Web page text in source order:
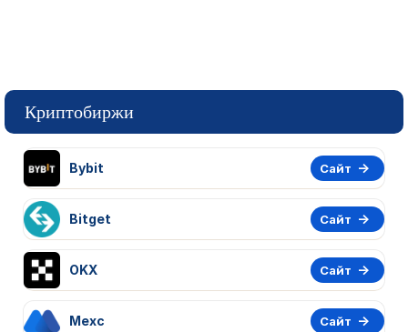
Криптобиржи
Bybit Сайт
Bitget Сайт
OKX Сайт
Mexc Сайт